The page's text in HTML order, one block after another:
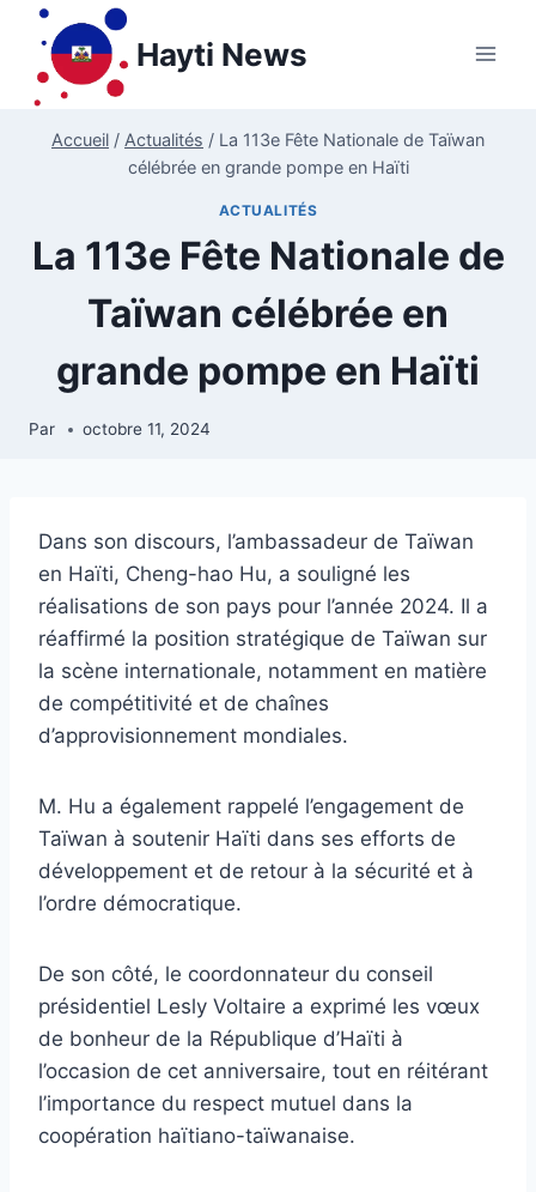
Aller
contenu
Hayti News
Accueil / Actualités / La 113e Fête Nationale de Taïwan
célébrée en grande pompe en Haïti
ACTUALITÉS
La 113e Fête Nationale de
Taïwan célébrée en
grande pompe en Haïti
Par octobre 11, 2024
Dans son discours, l’ambassadeur de Taïwan
en Haïti, Cheng-hao Hu, a souligné les
réalisations de son pays pour l’année 2024. Il a
réaffirmé la position stratégique de Taïwan sur
la scène internationale, notamment en matière
de compétitivité et de chaînes
d’approvisionnement mondiales.
M. Hu a également rappelé l’engagement de
Taïwan à soutenir Haïti dans ses efforts de
développement et de retour à la sécurité et à
l’ordre démocratique.
De son côté, le coordonnateur du conseil
présidentiel Lesly Voltaire a exprimé les vœux
de bonheur de la République d’Haïti à
l’occasion de cet anniversaire, tout en réitérant
l’importance du respect mutuel dans la
coopération haïtiano-taïwanaise.